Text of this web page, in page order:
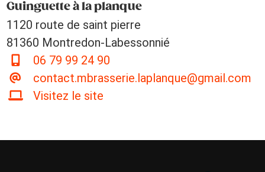
Guinguette à la planque
1120 route de saint pierre
81360 Montredon-Labessonnié
06 79 99 24 90
contact.mbrasserie.laplanque@gmail.com
Visitez le site